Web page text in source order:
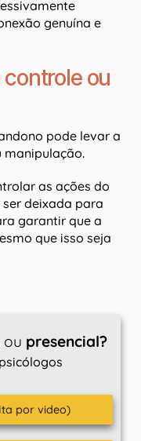
genuína e
ou
pode levar a
as ações do
deixada para
garantir que a
que isso seja
ou presencial?
por video)